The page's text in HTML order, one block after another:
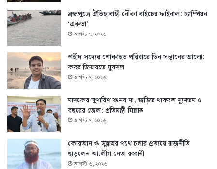
ব্রহ্মপুত্রে ঐতিহ্যবাহী নৌকা বাইচের ফাইনাল: চ্যাম্পিয়ন
‘একতা’
আগস্ট ৭, ২০২৬
শহীদ সদ্যের শোকাহত পরিবারে তিন সন্তানের আলো:
কবর জিয়ারতে যুবদল
আগস্ট ৭, ২০২৬
মাদকের সুপারিশ শুনব না, জড়িত থাকলে ন্যূনতম ৫
বছরের জেল: প্রতিমন্ত্রী মিল্লাত
আগস্ট ৭, ২০২৬
কোরআন ও সুন্নাহর পথে চলার প্রত্যয়ে রাজনীতি
ছাড়লেন আ.লীগ নেতা রব্বানী
আগস্ট ৬, ২০২৬